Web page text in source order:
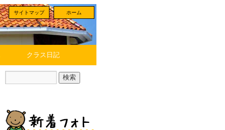
ホーム
サイトマップ
クラス日記